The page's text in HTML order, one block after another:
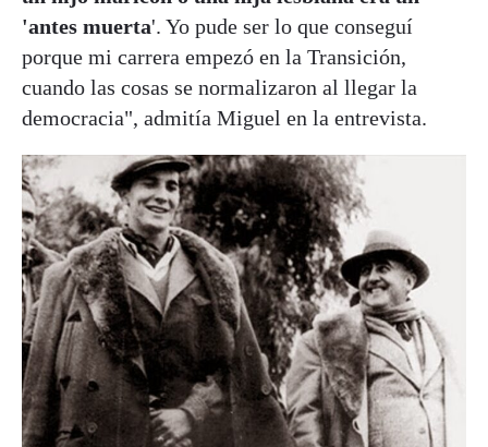
'antes muerta'. Yo pude ser lo que conseguí
porque mi carrera empezó en la Transición,
cuando las cosas se normalizaron al llegar la
democracia", admitía Miguel en la entrevista.